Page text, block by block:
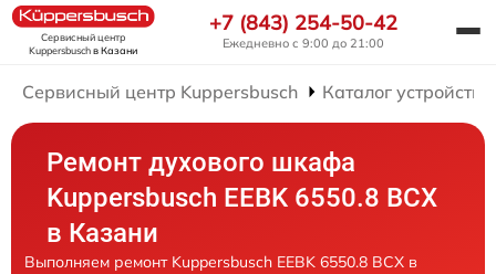
Сервисный центр
Kuppersbuschв Казани
+7 (843) 254-50-42
Ежедневно с 9:00 до 21:00
Сервисный центр Kuppersbusch Каталог устройств
Ремонт духового шкафа
Kuppersbusch EEBK 6550.8 BCX
в Казани
Выполняем ремонт Kuppersbusch EEBK 6550.8 BCX в